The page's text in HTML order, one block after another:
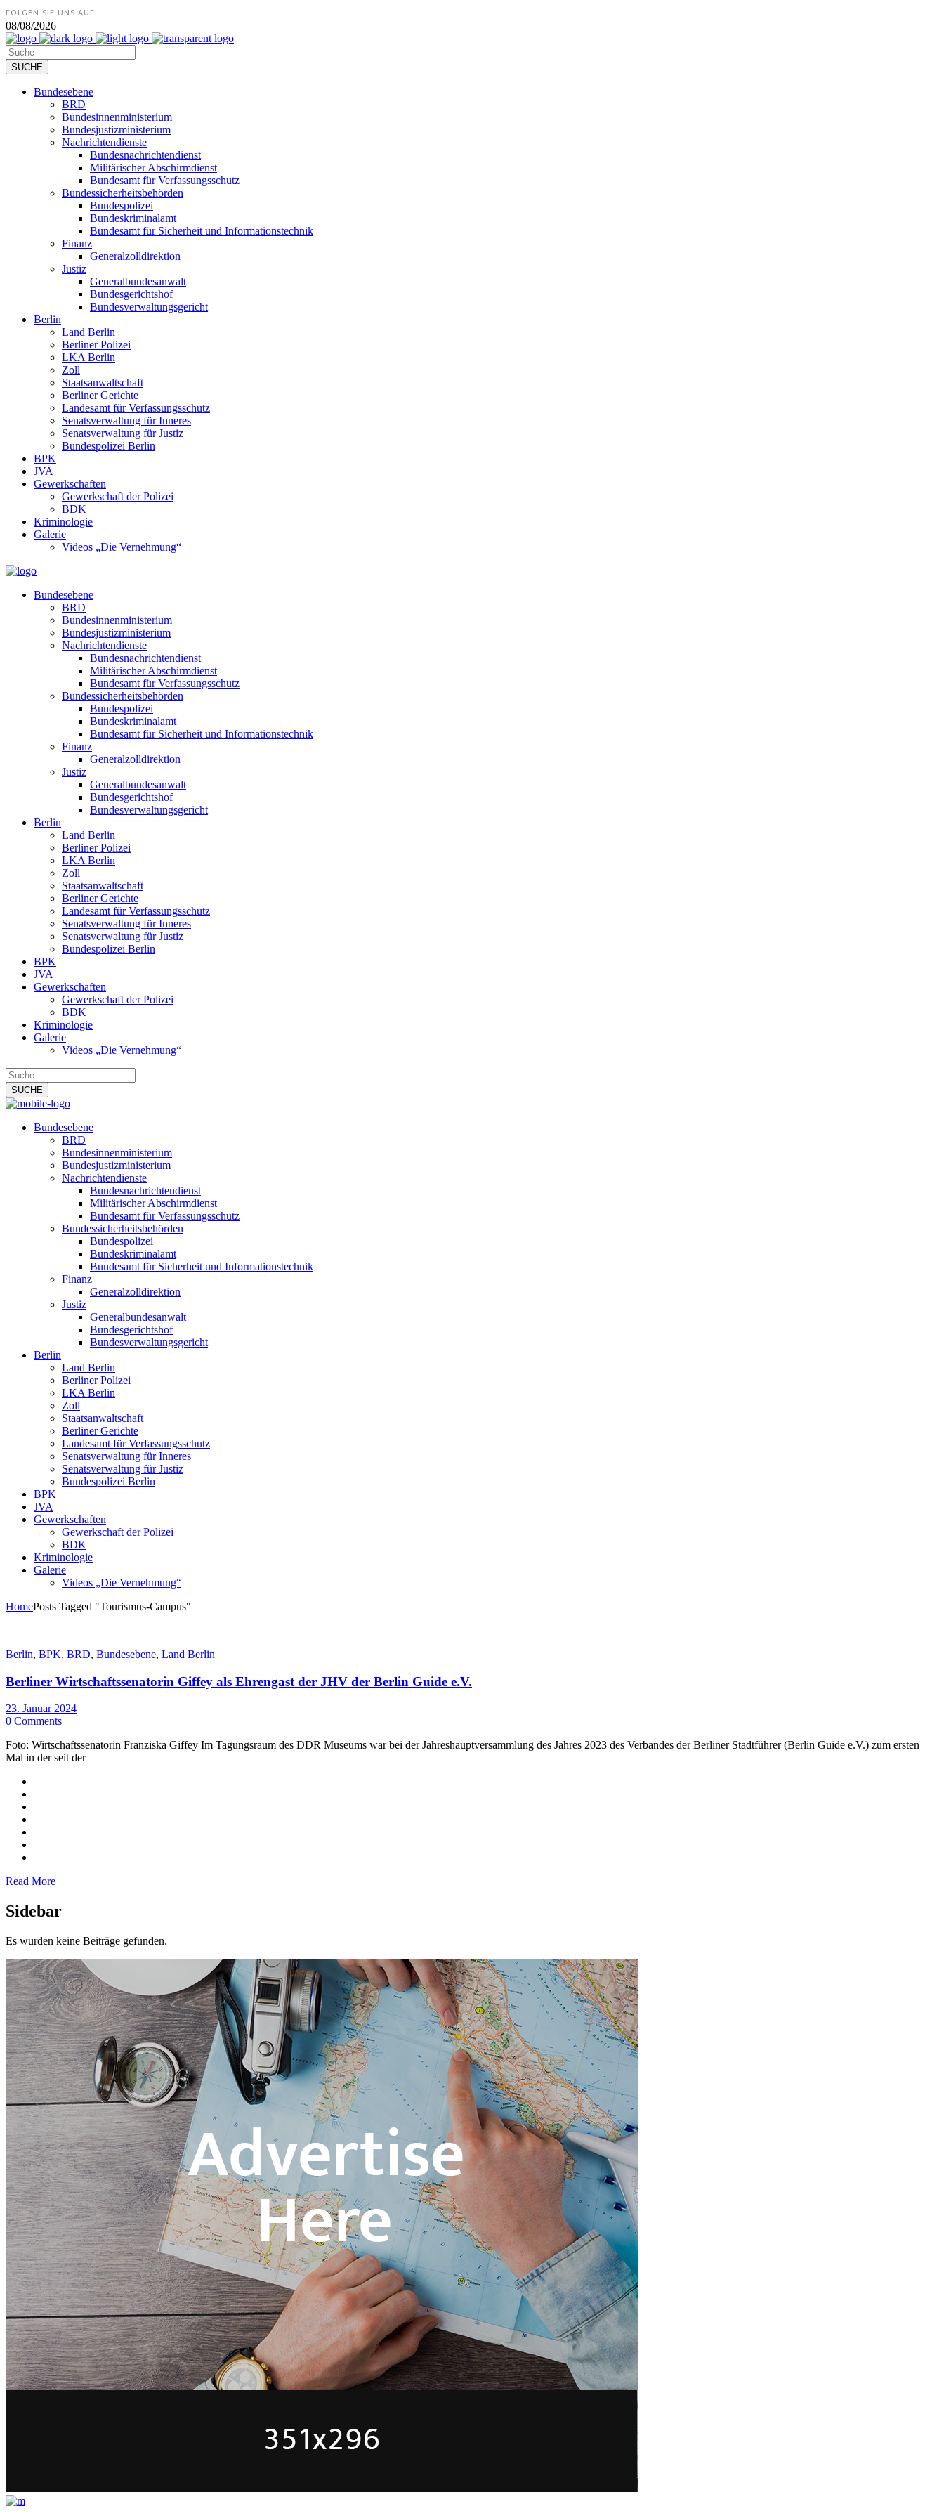
FOLGEN SIE UNS AUF:
08/08/2026
Bundesebene
BRD
Bundesinnenministerium
Bundesjustizministerium
Nachrichtendienste
Bundesnachrichtendienst
Militärischer Abschirmdienst
Bundesamt für Verfassungsschutz
Bundessicherheitsbehörden
Bundespolizei
Bundeskriminalamt
Bundesamt für Sicherheit und Informationstechnik
Finanz
Generalzolldirektion
Justiz
Generalbundesanwalt
Bundesgerichtshof
Bundesverwaltungsgericht
Berlin
Land Berlin
Berliner Polizei
LKA Berlin
Zoll
Staatsanwaltschaft
Berliner Gerichte
Landesamt für Verfassungsschutz
Senatsverwaltung für Inneres
Senatsverwaltung für Justiz
Bundespolizei Berlin
BPK
JVA
Gewerkschaften
Gewerkschaft der Polizei
BDK
Kriminologie
Galerie
Videos „Die Vernehmung“
Bundesebene
BRD
Bundesinnenministerium
Bundesjustizministerium
Nachrichtendienste
Bundesnachrichtendienst
Militärischer Abschirmdienst
Bundesamt für Verfassungsschutz
Bundessicherheitsbehörden
Bundespolizei
Bundeskriminalamt
Bundesamt für Sicherheit und Informationstechnik
Finanz
Generalzolldirektion
Justiz
Generalbundesanwalt
Bundesgerichtshof
Bundesverwaltungsgericht
Berlin
Land Berlin
Berliner Polizei
LKA Berlin
Zoll
Staatsanwaltschaft
Berliner Gerichte
Landesamt für Verfassungsschutz
Senatsverwaltung für Inneres
Senatsverwaltung für Justiz
Bundespolizei Berlin
BPK
JVA
Gewerkschaften
Gewerkschaft der Polizei
BDK
Kriminologie
Galerie
Videos „Die Vernehmung“
Bundesebene
BRD
Bundesinnenministerium
Bundesjustizministerium
Nachrichtendienste
Bundesnachrichtendienst
Militärischer Abschirmdienst
Bundesamt für Verfassungsschutz
Bundessicherheitsbehörden
Bundespolizei
Bundeskriminalamt
Bundesamt für Sicherheit und Informationstechnik
Finanz
Generalzolldirektion
Justiz
Generalbundesanwalt
Bundesgerichtshof
Bundesverwaltungsgericht
Berlin
Land Berlin
Berliner Polizei
LKA Berlin
Zoll
Staatsanwaltschaft
Berliner Gerichte
Landesamt für Verfassungsschutz
Senatsverwaltung für Inneres
Senatsverwaltung für Justiz
Bundespolizei Berlin
BPK
JVA
Gewerkschaften
Gewerkschaft der Polizei
BDK
Kriminologie
Galerie
Videos „Die Vernehmung“
HomePosts Tagged "Tourismus-Campus"
Berlin, BPK, BRD, Bundesebene, Land Berlin
Berliner Wirtschaftssenatorin Giffey als Ehrengast der JHV der Berlin Guide e.V.
23. Januar 2024
0 Comments
Foto: Wirtschaftssenatorin Franziska Giffey Im Tagungsraum des DDR Museums war bei der Jahreshauptversammlung des Jahres 2023 des Verbandes der Berliner Stadtführer (Berlin Guide e.V.) zum ersten
Mal in der seit der
Read More
Sidebar
Es wurden keine Beiträge gefunden.